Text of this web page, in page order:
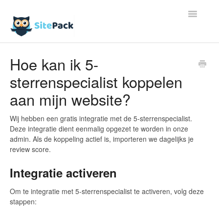
Toggle
Contact
Hoe kan ik 5-
sterrenspecialist koppelen
aan mijn website?
Wij hebben een gratis integratie met de 5-sterrenspecialist.
Deze integratie dient eenmalig opgezet te worden in onze
admin. Als de koppeling actief is, importeren we dagelijks je
review score.
Integratie activeren
Om te integratie met 5-sterrenspecialist te activeren, volg deze
stappen: